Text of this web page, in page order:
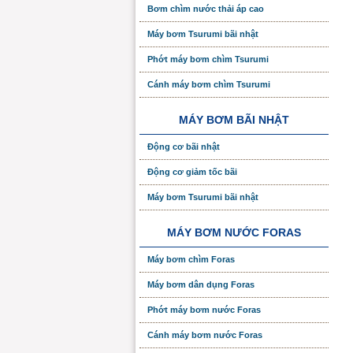
Bơm chìm nước thải áp cao
Máy bơm Tsurumi bãi nhật
Phớt máy bơm chìm Tsurumi
Cánh máy bơm chìm Tsurumi
MÁY BƠM BÃI NHẬT
Động cơ bãi nhật
Động cơ giảm tốc bãi
Máy bơm Tsurumi bãi nhật
MÁY BƠM NƯỚC FORAS
Máy bơm chìm Foras
Máy bơm dân dụng Foras
Phớt máy bơm nước Foras
Cánh máy bơm nước Foras